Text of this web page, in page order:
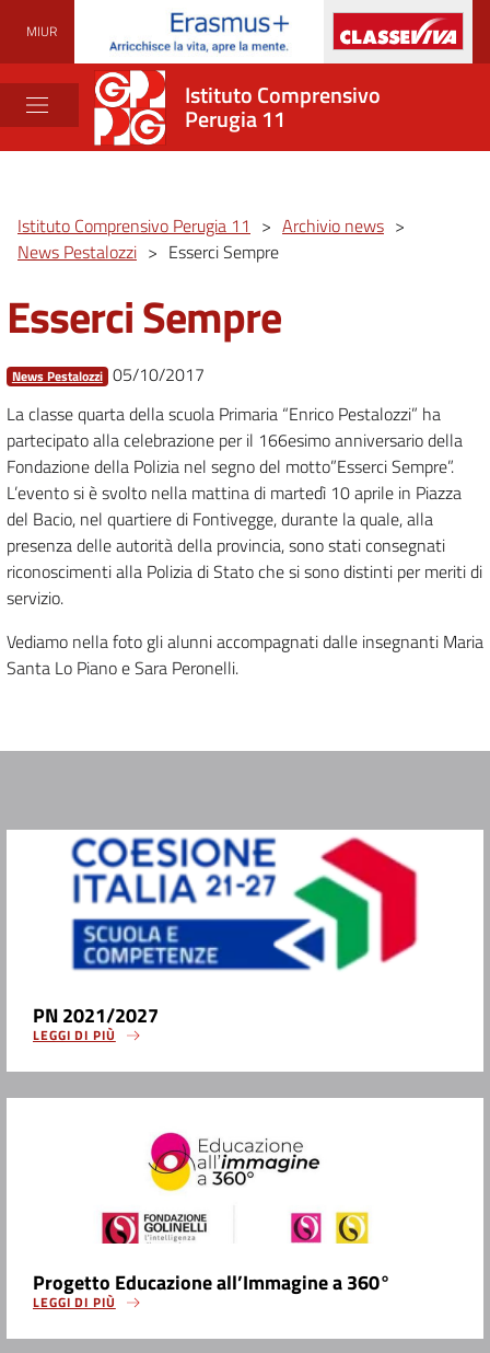
MIUR
Istituto Comprensivo
Perugia 11
Istituto Comprensivo Perugia 11 > Archivio news >
News Pestalozzi > Esserci Sempre
Esserci Sempre
News Pestalozzi 05/10/2017
La classe quarta della scuola Primaria “Enrico Pestalozzi” ha
partecipato alla celebrazione per il 166esimo anniversario della
Fondazione della Polizia nel segno del motto”Esserci Sempre”.
L’evento si è svolto nella mattina di martedì 10 aprile in Piazza
del Bacio, nel quartiere di Fontivegge, durante la quale, alla
presenza delle autorità della provincia, sono stati consegnati
riconoscimenti alla Polizia di Stato che si sono distinti per meriti di
servizio.
Vediamo nella foto gli alunni accompagnati dalle insegnanti Maria
Santa Lo Piano e Sara Peronelli.
PN 2021/2027
LEGGI DI PIÙ
Progetto Educazione all’Immagine a 360°
LEGGI DI PIÙ